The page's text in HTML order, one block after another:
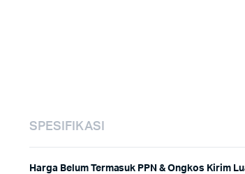
SPESIFIKASI
Harga Belum Termasuk PPN & Ongkos Kirim